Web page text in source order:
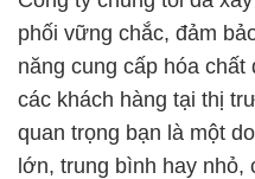
phối vững chắc, đảm
năng cung cấp hóa
các khách hàng tại thị
quan trọng bạn là một
lớn, trung bình hay nhỏ,